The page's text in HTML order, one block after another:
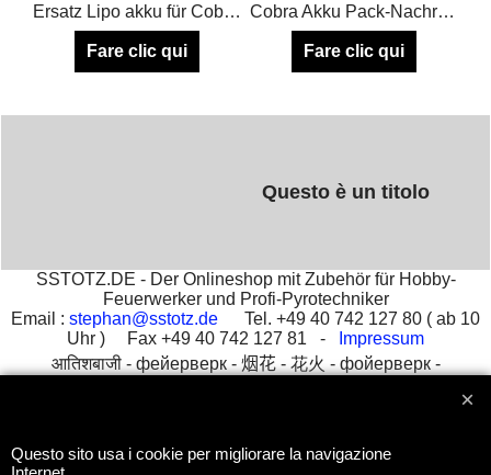
Ersatz Lipo akku für Cobra Zündanlagen
Fare clic qui
Cobra Akku Pack-Nachrüstsatz für den Umbau auf Akku Betrieb
Fare clic qui
Questo è un titolo
SSTOTZ.DE - Der Onlineshop mit Zubehör für Hobby-
Feuerwerker und Profi-Pyrotechniker
Email : stephan@sstotz.de Tel. +49 40 742 127 80 ( ab 10
Uhr ) Fax +49 40 742 127 81 -
Impressum
आतिशबाजी - фейерверк - 烟花 - 花火 - фойерверк -
Questo sito usa i cookie per migliorare la navigazione